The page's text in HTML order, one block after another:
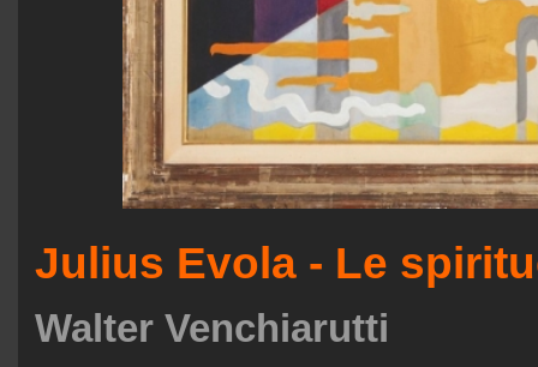
Julius Evola - Le
Walter Venchiarutti